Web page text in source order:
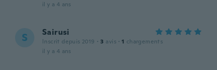
il y a 4 ans
S Sairusi
Inscrit depuis 2019 · 3 avis · 1 chargements
il y a 4 ans